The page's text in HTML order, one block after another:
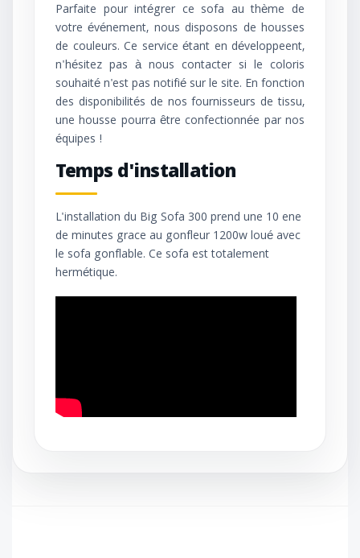
Parfaite pour intégrer ce sofa au thème de
votre événement, nous disposons de housses
de couleurs. Ce service étant en développeent,
n'hésitez pas à nous contacter si le coloris
souhaité n'est pas notifié sur le site. En fonction
des disponibilités de nos fournisseurs de tissu,
une housse pourra être confectionnée par nos
équipes !
Temps d'installation
L'installation du Big Sofa 300 prend une 10 ene
de minutes grace au gonfleur 1200w loué avec
le sofa gonflable. Ce sofa est totalement
hermétique.